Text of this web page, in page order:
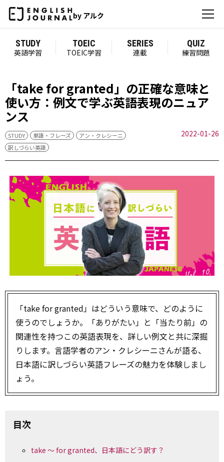
by アルク
STUDY
英語学習
TOEIC
TOEIC学習
SERIES
連載
QUIZ
練習問題
「take for granted」の正確な意味と
使い方：例文で学ぶ英語表現のニュア
ンス
STUDY 単語・フレーズ
アン・クレシーニ
訳しづらい英語
2022-01-26
「take for granted」はどういう意味で、どのように
使うのでしょうか。「ありがたい」と「当たり前」の
関連性を持つこの英語表現を、詳しい例文と共に深掘
りします。言語学者のアン・クレシーニさんが語る、
日本語に訳しづらい英語フレーズの魅力を体験しまし
ょう。
目次
take ～ for granted、日本語にどう訳す？